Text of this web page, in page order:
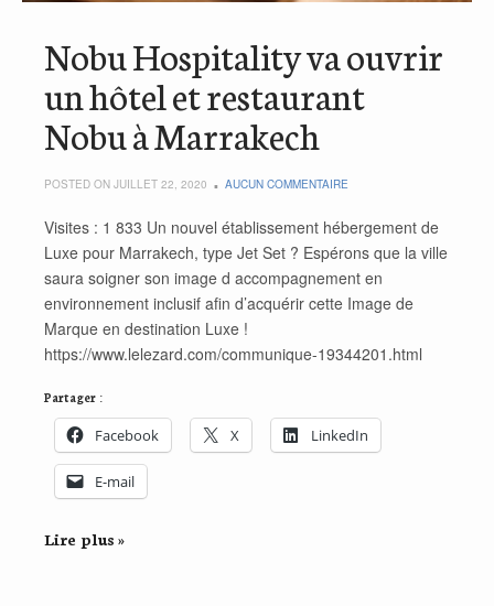
Nobu Hospitality va ouvrir
un hôtel et restaurant
Nobu à Marrakech
POSTED ON JUILLET 22, 2020 AUCUN COMMENTAIRE
Visites : 1 833 Un nouvel établissement hébergement de
Luxe pour Marrakech, type Jet Set ? Espérons que la ville
saura soigner son image d accompagnement en
environnement inclusif afin d’acquérir cette Image de
Marque en destination Luxe !
https://www.lelezard.com/communique-19344201.html
Partager :
Facebook X LinkedIn
E-mail
Lire plus »